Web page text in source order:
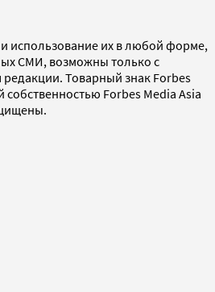
использование их в любой форме,
СМИ, возможны только с
Товарный знак Forbes
Forbes Media Asia